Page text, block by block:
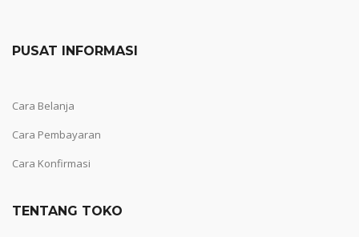
PUSAT INFORMASI
Cara Belanja
Cara Pembayaran
Cara Konfirmasi
TENTANG TOKO